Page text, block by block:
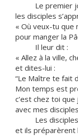
Le premier
les disciples
« Où veux-tu que
pour manger la
Il leur dit :
« Allez à la ville,
et dites-lui :
“Le Maître te fait
Mon temps est
c’est chez toi
avec mes
Les disciples
et ils préparèrent